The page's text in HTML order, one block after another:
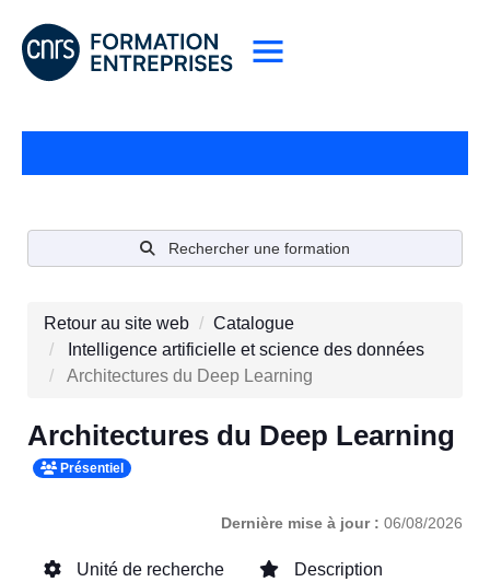
Rechercher une formation
Retour au site web
Catalogue
Intelligence artificielle et science des données
Architectures du Deep Learning
Architectures du Deep Learning
Présentiel
Dernière mise à jour : 06/08/2026
Unité de recherche Description